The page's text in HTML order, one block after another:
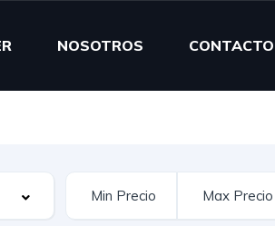
NOSOTROS CONTACTO